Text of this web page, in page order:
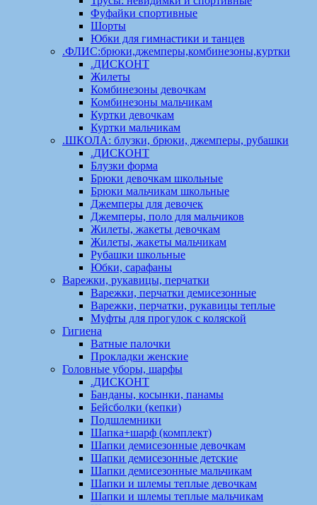
Фуфайки спортивные
Шорты
Юбки для гимнастики и танцев
.ФЛИС:брюки,джемперы,комбинезоны,куртки
.ДИСКОНТ
Жилеты
Комбинезоны девочкам
Комбинезоны мальчикам
Куртки девочкам
Куртки мальчикам
.ШКОЛА: блузки, брюки, джемперы, рубашки
.ДИСКОНТ
Блузки форма
Брюки девочкам школьные
Брюки мальчикам школьные
Джемперы для девочек
Джемперы, поло для мальчиков
Жилеты, жакеты девочкам
Жилеты, жакеты мальчикам
Рубашки школьные
Юбки, сарафаны
Варежки, рукавицы, перчатки
Варежки, перчатки демисезонные
Варежки, перчатки, рукавицы теплые
Муфты для прогулок с коляской
Гигиена
Ватные палочки
Прокладки женские
Головные уборы, шарфы
.ДИСКОНТ
Банданы, косынки, панамы
Бейсболки (кепки)
Подшлемники
Шапка+шарф (комплект)
Шапки демисезонные девочкам
Шапки демисезонные детские
Шапки демисезонные мальчикам
Шапки и шлемы теплые девочкам
Шапки и шлемы теплые мальчикам